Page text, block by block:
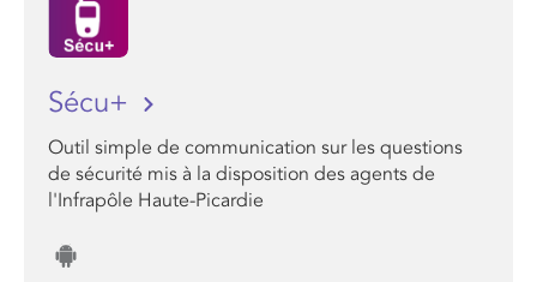
Sécu+
Outil simple de communication sur les questions
de sécurité mis à la disposition des agents de
l'Infrapôle Haute-Picardie